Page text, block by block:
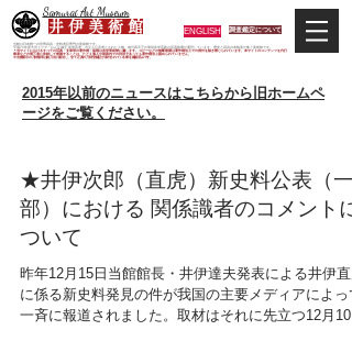
Samurai Art Museum
井 伊 美 術 館 ENGLISH 調査鑑定について
当館は日本唯一の甲冑武具・史料考証専門の美術館です。
平成29年度大河ドラマ「おんな城主 井伊直虎」の主人公直虎とされた人物、徳川四天王の筆頭井伊直政の直系後裔が運営しています。歴史と武具の本格派が集う美術館です。
＊当サイトにおけるすべての写真・文章等の著作権・版権は井伊美術館に属します。コピーなどの無断複製は著作権法上での例外を除き禁じられています。本サイトのコンテンツを代行
業者などの第三者に依頼して複製することは、たとえ個人や家庭内での利用であっても著作権法上認められていません。
※当館展示の刀剣類等は銃刀法に遵法し、​全て正真の刀剣登録証が添付されている事を確認済みです。
2015年以前のニュースはこちらから旧ホームペ
ージをご覧ください。
★井伊次郎（直虎）新史料公表（一
部）における 関係識者のコメントに
ついて
昨年12月15日当館館長・井伊達夫発表による井伊直
に係る新史料発見の件が我国の主要メディアによっ
一斉に報道されました。取材はそれに先立つ12月10